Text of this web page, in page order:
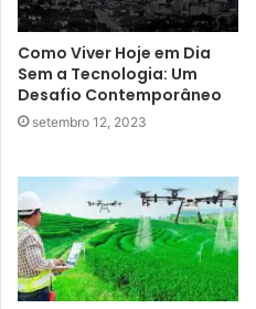
Como Viver Hoje em Dia
Sem a Tecnologia: Um
Desafio Contemporâneo
setembro 12, 2023